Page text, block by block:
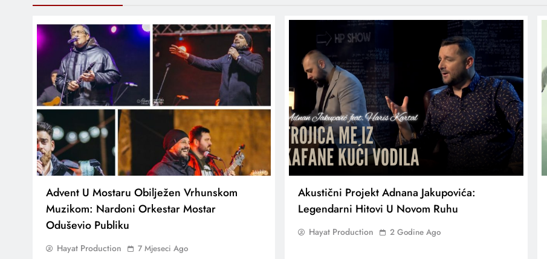
Advent U Mostaru Obilježen Vrhunskom
Muzikom: Nardoni Orkestar Mostar
Oduševio Publiku
Hayat Production 7 Mjeseci Ago
Akustični Projekt Adnana Jakupovića:
Legendarni Hitovi U Novom Ruhu
Hayat Production 2 Godine Ago